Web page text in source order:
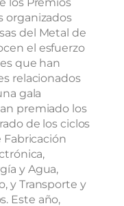
organizados
del Metal de
el esfuerzo
que han
relacionados
gala
premiado los
de los ciclos
Fabricación
y Agua,
y Transporte y
Este año,